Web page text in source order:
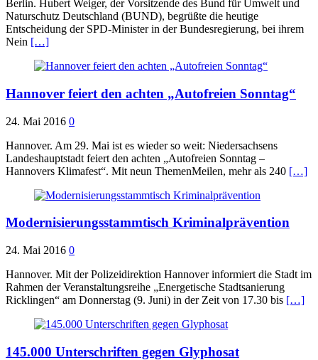
Berlin. Hubert Weiger, der Vorsitzende des Bund für Umwelt und
Naturschutz Deutschland (BUND), begrüßte die heutige
Entscheidung der SPD-Minister in der Bundesregierung, bei ihrem
Nein […]
Hannover feiert den achten „Autofreien Sonntag“
24. Mai 2016 0
Hannover. Am 29. Mai ist es wieder so weit: Niedersachsens
Landeshauptstadt feiert den achten „Autofreien Sonntag –
Hannovers Klimafest“. Mit neun ThemenMeilen, mehr als 240 […]
Modernisierungsstammtisch Kriminalprävention
24. Mai 2016 0
Hannover. Mit der Polizeidirektion Hannover informiert die Stadt im
Rahmen der Veranstaltungsreihe „Energetische Stadtsanierung
Ricklingen“ am Donnerstag (9. Juni) in der Zeit von 17.30 bis […]
145.000 Unterschriften gegen Glyphosat